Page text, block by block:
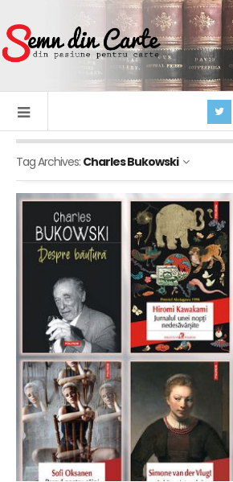
Tag Archives: Charles Bukowski